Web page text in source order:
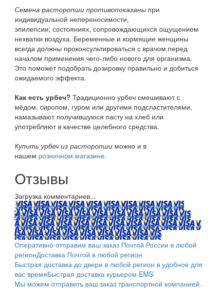
Семена расторопши противопоказаны при
индивидуальной непереносимости,
эпилепсии; состояниях, сопровождающихся ощущением
нехватки воздуха. Беременные и кормящие женщины
всегда должны проконсультироваться с врачом перед
началом применения чего-либо нового для организма.
Это поможет подобрать дозировку правильно и добиться
ожидаемого эффекта.
Как есть урбеч? Традиционно урбеч смешивают с
мёдом, сиропом, гуром или другими подсластителями,
намазывают получившуюся пасту на хлеб или
употребляют в качестве целебного средства.
Купить урбеч из расторопши можно и в
нашем розничном магазине.
Отзывы
Загрузка комментариев...
Заказ можно оплатить любым способом: наличными
(Красноярск); пластиковой картой; в любом отделении
банка; QIWI, яндекс.деньгами; в платежных терминалах и
другими способами.Оплата любым способом
Оперативно отправим ваш заказ Почтой России в любой
регионДоставка Почтой в любой регион
Быстрая доставка до двери в любой регион в удобное для
вас времяБыстрая доставка курьером EMS
Мы можем отправить ваш заказ транспортной компанией.